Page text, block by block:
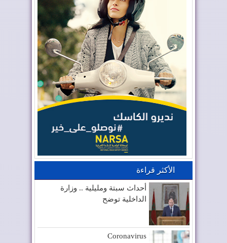
الأكثر قراءة
أحداث سبتة ومليلية .. وزارة
الداخلية توضح
Coronavirus